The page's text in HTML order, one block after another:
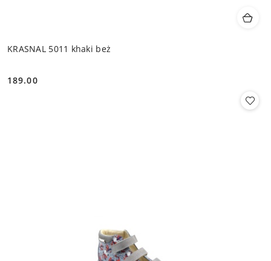
KRASNAL 5011 khaki beż
Cena:
189.00